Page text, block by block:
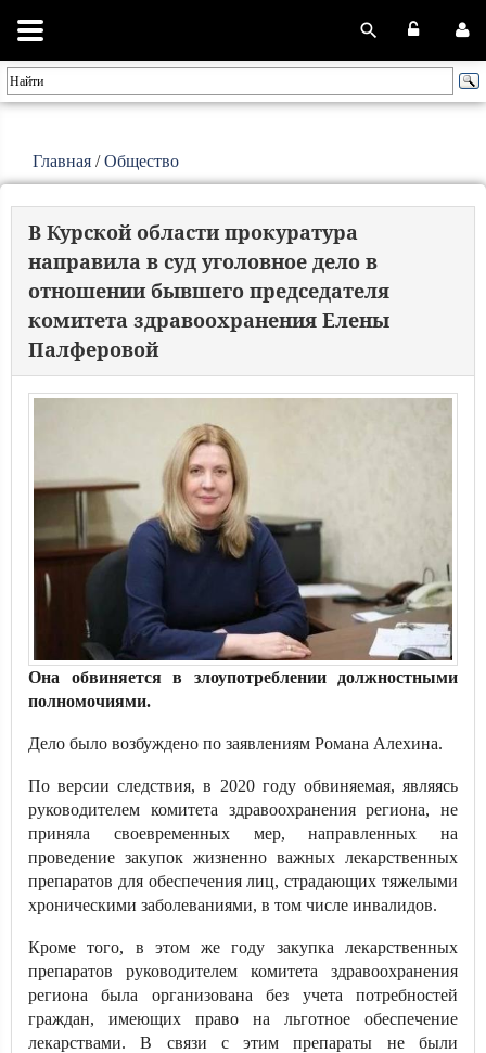
Главная /Общество
В Курской области прокуратура
направила в суд уголовное дело в
отношении бывшего председателя
комитета здравоохранения Елены
Палферовой
Она обвиняется в злоупотреблении должностными
полномочиями.
Дело было возбуждено по заявлениям Романа Алехина.
По версии следствия, в 2020 году обвиняемая, являясь
руководителем комитета здравоохранения региона, не
приняла своевременных мер, направленных на
проведение закупок жизненно важных лекарственных
препаратов для обеспечения лиц, страдающих тяжелыми
хроническими заболеваниями, в том числе инвалидов.
Кроме того, в этом же году закупка лекарственных
препаратов руководителем комитета здравоохранения
региона была организована без учета потребностей
граждан, имеющих право на льготное обеспечение
лекарствами. В связи с этим препараты не были